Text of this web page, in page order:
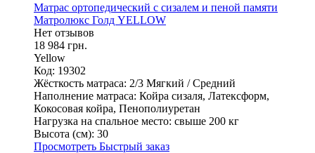
Матрас ортопедический с сизалем и пеной памяти
Матролюкс Голд YELLOW
Нет отзывов
18 984 грн.
Yellow
Код: 19302
Жёсткость матраса: 2/3 Мягкий / Средний
Наполнение матраса: Койра сизаля, Латексформ,
Кокосовая койра, Пенополиуретан
Нагрузка на спальное место: свыше 200 кг
Высота (см): 30
Просмотреть Быстрый заказ